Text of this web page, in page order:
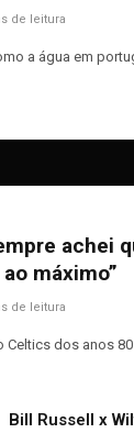
de leitura
a água em
achei
máximo”
de leitura
Celtics dos anos
Bill Russell x